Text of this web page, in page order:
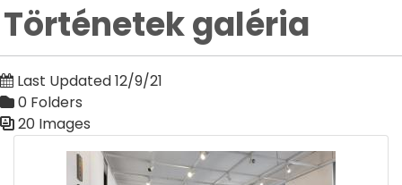
Történetek galéria
Last Updated 12/9/21
0 Folders
20 Images